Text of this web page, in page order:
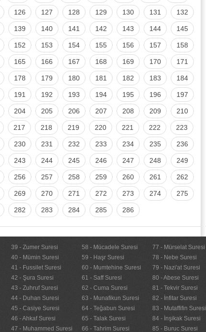
126 127 128 129 130 131 132
139 140 141 142 143 144 145
152 153 154 155 156 157 158
165 166 167 168 169 170 171
178 179 180 181 182 183 184
191 192 193 194 195 196 197
204 205 206 207 208 209 210
217 218 219 220 221 222 223
230 231 232 233 234 235 236
243 244 245 246 247 248 249
256 257 258 259 260 261 262
269 270 271 272 273 274 275
282 283 284 285 286
39 - Zumer Suresi
40 - Mümin Suresi
41 - Fussilet Suresi
42 - Şura Suresi
43 - Zuhruf Suresi
44 - Duhan Suresi
45 - Casiye Suresi
46 - Ahkaf Suresi
47 - Muhammed Suresi
58 - Mücadele Suresi
59 - Haşr Suresi
60 - Mumtehine Suresi
61 - Saff Suresi
62 - Cuma Suresi
63 - Munafikun Suresi
64 - Teğabun Suresi
65 - Talak Suresi
66 - Tahrim Suresi
77 - Mürselat Suresi
78 - Nebe Suresi
79 - Nazi'at Suresi
80 - Abese Suresi
81 - Tekvir Suresi
82 - İnfitar Suresi
83 - Mutaffifin Suresi
84 - İnşikak Suresi
85 - Buruc Suresi